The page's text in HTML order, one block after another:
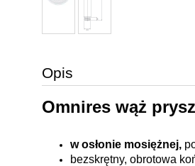
Opis
Omnires wąż
w osłonie mosiężnej,
bezskrętny, obrotowa